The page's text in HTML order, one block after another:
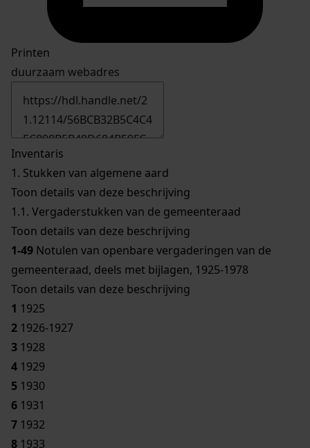
Printen
duurzaam webadres
Inventaris
1. Stukken van algemene aard
Toon details van deze beschrijving
1.1. Vergaderstukken van de gemeenteraad
Toon details van deze beschrijving
1-49 Notulen van openbare vergaderingen van de
gemeenteraad, deels met bijlagen, 1925-1978
Toon details van deze beschrijving
1 1925
2 1926-1927
3 1928
4 1929
5 1930
6 1931
7 1932
8 1933